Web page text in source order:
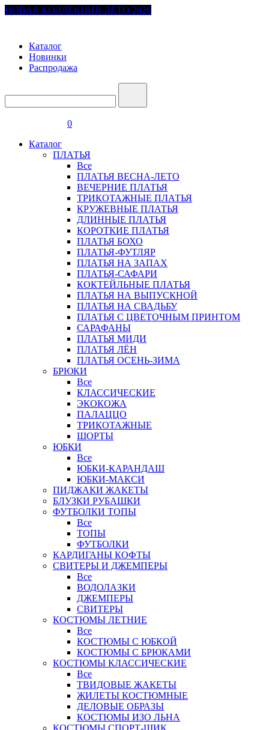
НОВАЯ КОЛЛЕКЦИЯ ЛЕТО 2026
Каталог
Новинки
Распродажа
0
Каталог
ПЛАТЬЯ
Все
ПЛАТЬЯ ВЕСНА-ЛЕТО
ВЕЧЕРНИЕ ПЛАТЬЯ
ТРИКОТАЖНЫЕ ПЛАТЬЯ
КРУЖЕВНЫЕ ПЛАТЬЯ
ДЛИННЫЕ ПЛАТЬЯ
КОРОТКИЕ ПЛАТЬЯ
ПЛАТЬЯ БОХО
ПЛАТЬЯ-ФУТЛЯР
ПЛАТЬЯ НА ЗАПАХ
ПЛАТЬЯ-САФАРИ
КОКТЕЙЛЬНЫЕ ПЛАТЬЯ
ПЛАТЬЯ НА ВЫПУСКНОЙ
ПЛАТЬЯ НА СВАДЬБУ
ПЛАТЬЯ С ЦВЕТОЧНЫМ ПРИНТОМ
САРАФАНЫ
ПЛАТЬЯ МИДИ
ПЛАТЬЯ ЛЁН
ПЛАТЬЯ ОСЕНЬ-ЗИМА
БРЮКИ
Все
КЛАССИЧЕСКИЕ
ЭКОКОЖА
ПАЛАЦЦО
ТРИКОТАЖНЫЕ
ШОРТЫ
ЮБКИ
Все
ЮБКИ-КАРАНДАШ
ЮБКИ-МАКСИ
ПИДЖАКИ ЖАКЕТЫ
БЛУЗКИ РУБАШКИ
ФУТБОЛКИ ТОПЫ
Все
ТОПЫ
ФУТБОЛКИ
КАРДИГАНЫ КОФТЫ
СВИТЕРЫ И ДЖЕМПЕРЫ
Все
ВОДОЛАЗКИ
ДЖЕМПЕРЫ
СВИТЕРЫ
КОСТЮМЫ ЛЕТНИЕ
Все
КОСТЮМЫ С ЮБКОЙ
КОСТЮМЫ С БРЮКАМИ
КОСТЮМЫ КЛАССИЧЕСКИЕ
Все
ТВИДОВЫЕ ЖАКЕТЫ
ЖИЛЕТЫ КОСТЮМНЫЕ
ДЕЛОВЫЕ ОБРАЗЫ
КОСТЮМЫ ИЗО ЛЬНА
КОСТЮМЫ СПОРТ-ШИК